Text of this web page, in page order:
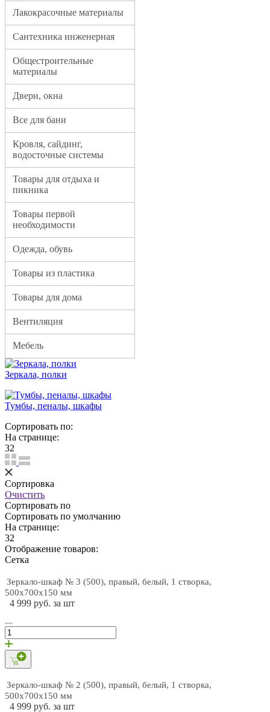
Лакокрасочные материалы
Сантехника инженерная
Общестроительные
материалы
Двери, окна
Все для бани
Кровля, сайдинг,
водосточные системы
Товары для отдыха и
пикника
Товары первой
необходимости
Одежда, обувь
Товары из пластика
Товары для дома
Вентиляция
Мебель
Зеркала, полки
Тумбы, пеналы, шкафы
Сортировать по:
На странице:
32
Сортировка
Очистить
Сортировать по
Сортировать по умолчанию
На странице:
32
Отображение товаров:
Cетка
Зеркало-шкаф № 3 (500), правый, белый, 1 створка,
500х700х150 мм
4 999 руб. за шт
Зеркало-шкаф № 2 (500), правый, белый, 1 створка,
500х700х150 мм
4 999 руб. за шт